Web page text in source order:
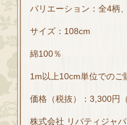
バリエーション：全4柄
サイズ：108cm
綿100％
1m以上10cm単位でのご
価格（税抜）：3,300円
株式会社 リバティジャ